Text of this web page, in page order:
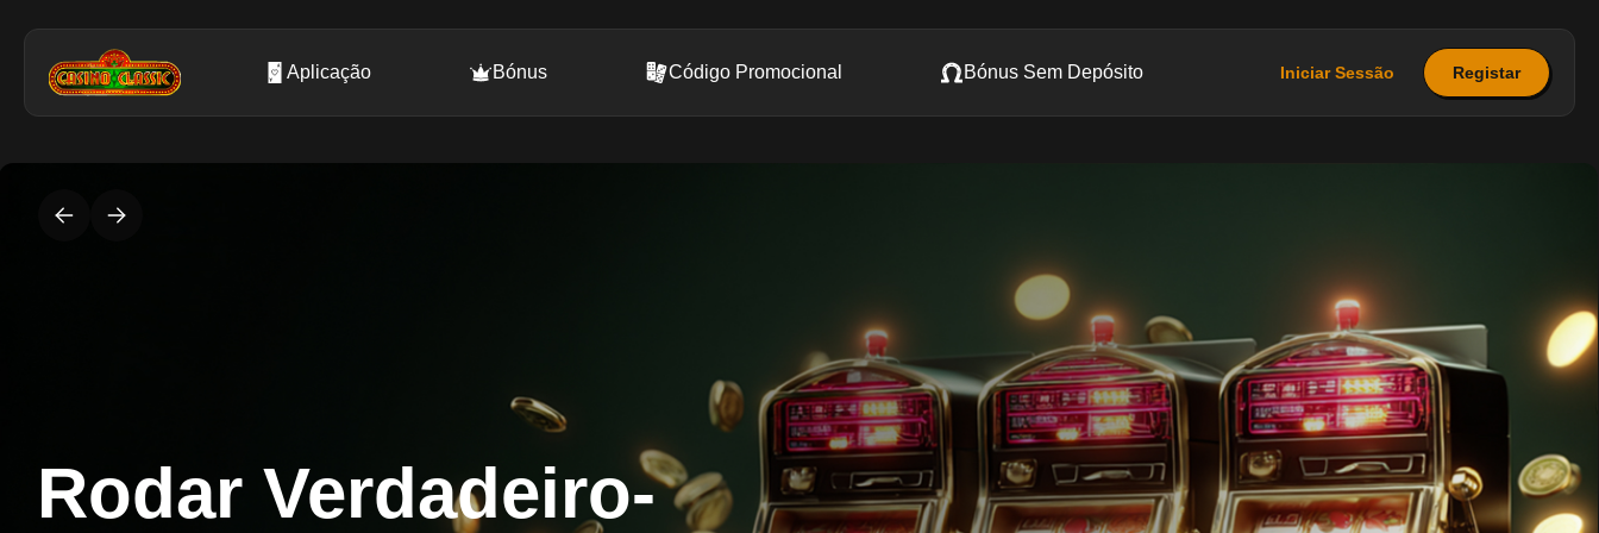
Aplicação Bónus Código Promocional Bónus Sem Depósito Iniciar Sessão Registar
Rodar Verdadeiro-